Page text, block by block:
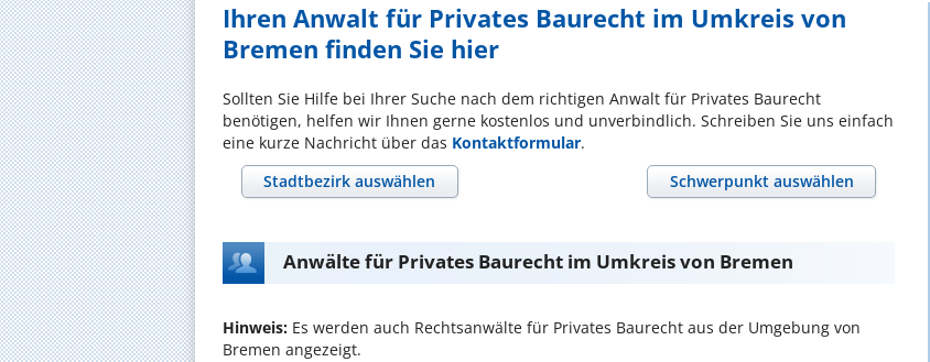
Ihren Anwalt für Privates Baurecht im Umkreis von
Bremen finden Sie hier
Sollten Sie Hilfe bei Ihrer Suche nach dem richtigen Anwalt für Privates Baurecht
benötigen, helfen wir Ihnen gerne kostenlos und unverbindlich. Schreiben Sie uns einfach
eine kurze Nachricht über das Kontaktformular.
Stadtbezirk auswählen
Schwerpunkt auswählen
Anwälte für Privates Baurecht im Umkreis von Bremen
Hinweis: Es werden auch Rechtsanwälte für Privates Baurecht aus der Umgebung von
Bremen angezeigt.